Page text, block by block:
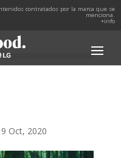
contratados por la marca que se
menciona.
+info
Oct, 2020